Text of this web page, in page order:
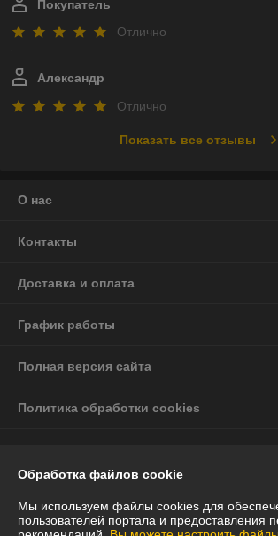
Покупатель
Отлично
Александр
Отлично
Показать все отзывы
О нас
Контакты
Доставка и оплата
График работы
Полная версия сайта
Политика обработки cookies
Обработка файлов cookie
Мы используем файлы cookies для
пользователей портала и предоставления